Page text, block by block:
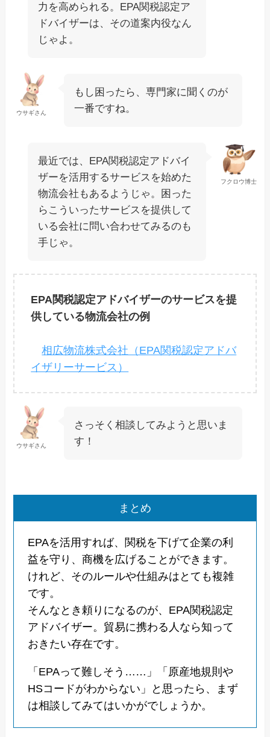
力を高められる。EPA関税認定ア
ドバイザーは、その道案内役なん
じゃよ。
ウサギさん
もし困ったら、専門家に聞くのが
一番ですね。
フクロウ博士
最近では、EPA関税認定アドバイ
ザーを活用するサービスを始めた
物流会社もあるようじゃ。困った
らこういったサービスを提供して
いる会社に問い合わせてみるのも
手じゃ。
EPA関税認定アドバイザーのサービスを提
供している物流会社の例
相広物流株式会社（EPA関税認定アドバ
イザリーサービス）
ウサギさん
さっそく相談してみようと思いま
す！
まとめ
EPAを活用すれば、関税を下げて企業の利
益を守り、商機を広げることができます。
けれど、そのルールや仕組みはとても複雑
です。
そんなとき頼りになるのが、EPA関税認定
アドバイザー。貿易に携わる人なら知って
おきたい存在です。
「EPAって難しそう……」「原産地規則や
HSコードがわからない」と思ったら、まず
は相談してみてはいかがでしょうか。